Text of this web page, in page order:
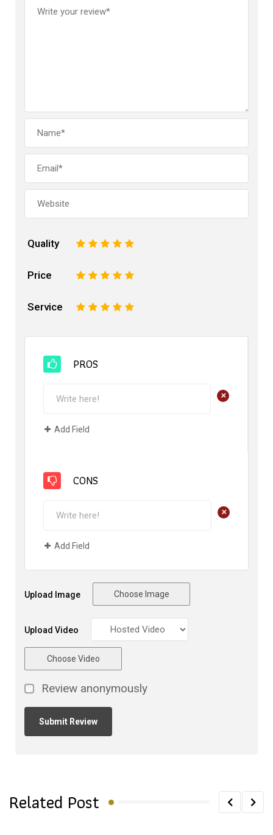
Quality 5
4
3
2
Price 5
4
3
2
Service 5
4
3
2
PROS
+
Add Field
CONS
+
Add Field
Upload Image Choose Image
Upload Video
Choose Video
Review anonymously
Related Post